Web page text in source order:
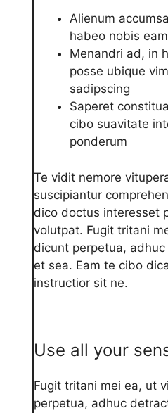
Alienum
habeo nobis
Menandri ad, in
posse ubique
sadipscing
Saperet
cibo suavitate
ponderum
Te vidit nemore
suscipiantur
dico doctus interesset
volutpat. Fugit tritani
dicunt perpetua,
et sea. Eam te cibo
instructior sit ne.
Use all your
Fugit tritani mei ea, ut
perpetua, adhuc